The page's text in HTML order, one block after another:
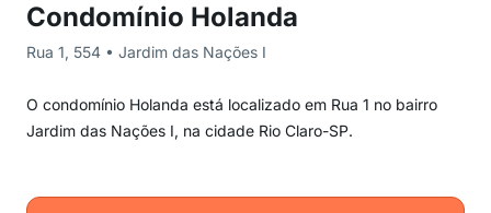
Condomínio Holanda
Rua 1, 554 • Jardim das Nações I
O condomínio Holanda está localizado em Rua 1 no bairro
Jardim das Nações I, na cidade Rio Claro-SP.